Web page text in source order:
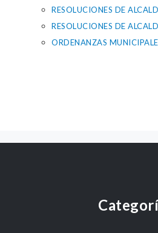
RESOLUCIONES DE
RESOLUCIONES DE
ORDENANZAS